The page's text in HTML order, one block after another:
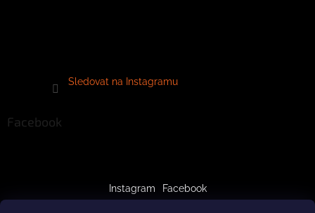
Sledovat na Instagramu
Facebook
Instagram Facebook